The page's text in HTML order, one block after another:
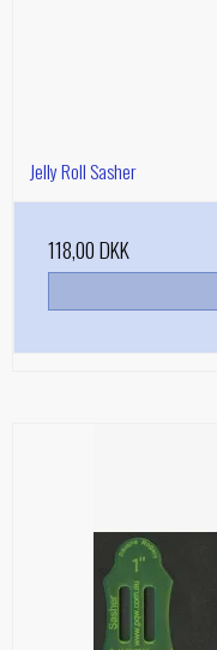
Jelly Roll Sasher
118,00 DKK